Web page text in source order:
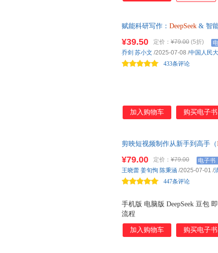
赋能科研写作： DeepSeek & 智
¥39.50 定价： ¥79.00 (5折)
433条评论
乔剑 苏小文 /2025-07-08 /中国人民
加入购物车 购买电子书
剪映短视频制作从新手到高手（
手机版 电脑版 DeepSeek 豆包
流程
¥79.00 定价： ¥79.00 电子书
447条评论
王晓蕾 姜旬恂 陈秉涵 /2025-07-01 /
加入购物车 购买电子书